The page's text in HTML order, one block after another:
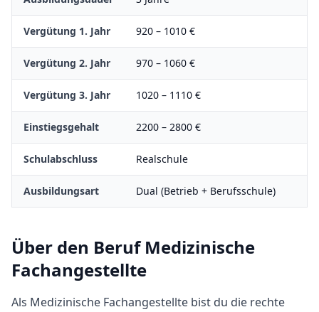
Vergütung 1. Jahr 920 – 1010 €
Vergütung 2. Jahr 970 – 1060 €
Vergütung 3. Jahr 1020 – 1110 €
Einstiegsgehalt 2200 – 2800 €
Schulabschluss Realschule
Ausbildungsart Dual (Betrieb + Berufsschule)
Über den BerufMedizinische
Fachangestellte
Als Medizinische Fachangestellte bist du die rechte